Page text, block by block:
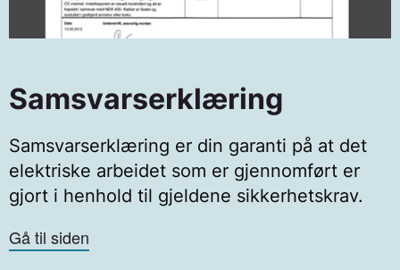
Samsvarserklæring
Samsvarserklæring er din garanti på at det
elektriske arbeidet som er gjennomført er
gjort i henhold til gjeldene sikkerhetskrav.
Gå til siden